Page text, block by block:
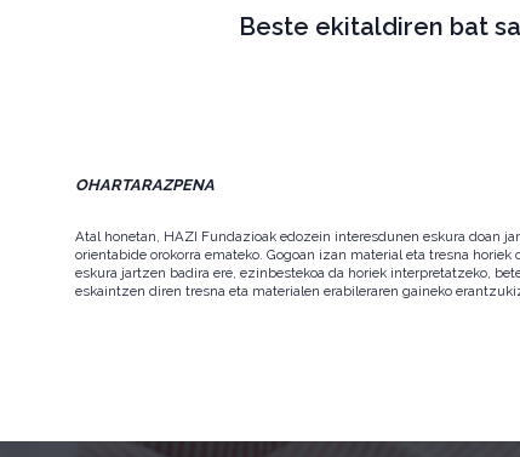
Beste ekitaldiren bat
OHARTARAZPENA
Atal honetan, HAZI Fundazioak edozein interesdunen eskura doan
orientabide orokorra emateko. Gogoan izan material eta tresna
eskura jartzen badira ere, ezinbestekoa da horiek interpretatzeko,
eskaintzen diren tresna eta materialen erabileraren gaineko